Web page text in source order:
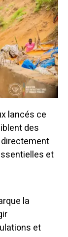
lancés ce
des
et
la
et